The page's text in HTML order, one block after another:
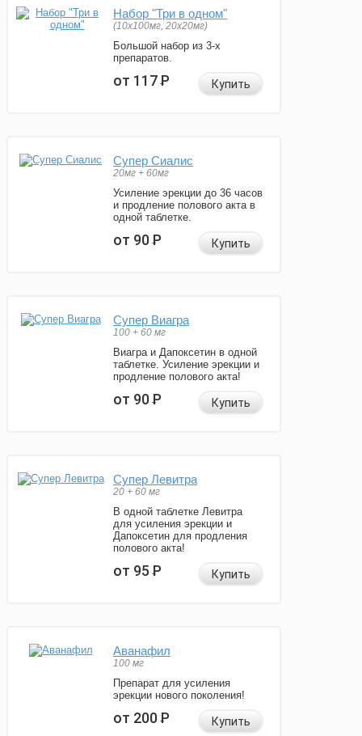
Набор "Три в одном"
(10x100мг, 20x20мг)
Большой набор из 3-х
препаратов.
от 117Р Купить
Супер Сиалис
20мг + 60мг
Усиление эрекции до 36 часов
и продление полового акта в
одной таблетке.
от 90Р Купить
Супер Виагра
100 + 60 мг
Виагра и Дапоксетин в одной
таблетке. Усиление эрекции и
продление полового акта!
от 90Р Купить
Супер Левитра
20 + 60 мг
В одной таблетке Левитра
для усиления эрекции и
Дапоксетин для продления
полового акта!
от 95Р Купить
Аванафил
100 мг
Препарат для усиления
эрекции нового поколения!
от 200Р Купить